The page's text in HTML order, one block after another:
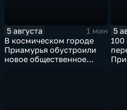
5 августа
1 мин
В космическом городе
Приамурья обустроили
новое общественное
5